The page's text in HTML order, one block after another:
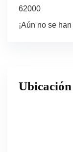
62000
¡Aún no se